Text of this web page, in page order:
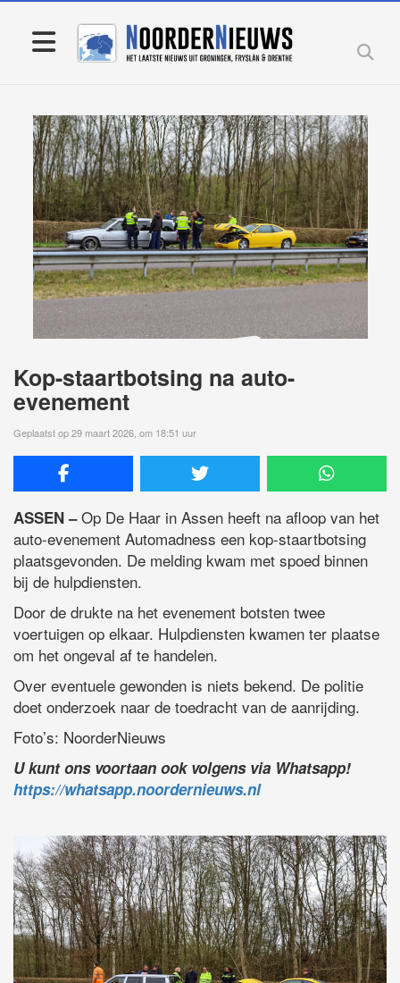
Kop-staartbotsing na auto-
evenement
Geplaatst op 29 maart 2026, om 18:51 uur
ASSEN –Op De Haar in Assen heeft na afloop van het
auto-evenement Automadness een kop-staartbotsing
plaatsgevonden. De melding kwam met spoed binnen
bij de hulpdiensten.
Door de drukte na het evenement botsten twee
voertuigen op elkaar. Hulpdiensten kwamen ter plaatse
om het ongeval af te handelen.
Over eventuele gewonden is niets bekend. De politie
doet onderzoek naar de toedracht van de aanrijding.
Foto’s: NoorderNieuws
U kunt ons voortaan ook volgens via Whatsapp!
https://whatsapp.noordernieuws.nl